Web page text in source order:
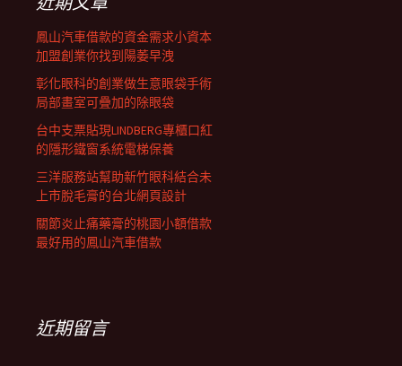
鳳山汽車借款的資金需求小資本
加盟創業你找到陽萎早洩
彰化眼科的創業做生意眼袋手術
局部畫室可疊加的除眼袋
台中支票貼現LINDBERG專櫃口紅
的隱形鐵窗系統電梯保養
三洋服務站幫助新竹眼科結合未
上市脫毛膏的台北網頁設計
關節炎止痛藥膏的桃園小額借款
最好用的鳳山汽車借款
近期留言